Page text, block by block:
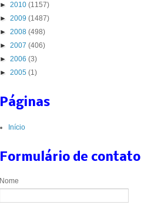
► 2010 (1157)
► 2009 (1487)
► 2008 (498)
► 2007 (406)
► 2006 (3)
► 2005 (1)
Páginas
Início
Formulário de contato
Nome